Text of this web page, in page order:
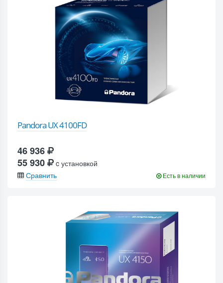
Pandora UX 4100FD
46 936
55 930
c установкой
Сравнить
Есть в наличии